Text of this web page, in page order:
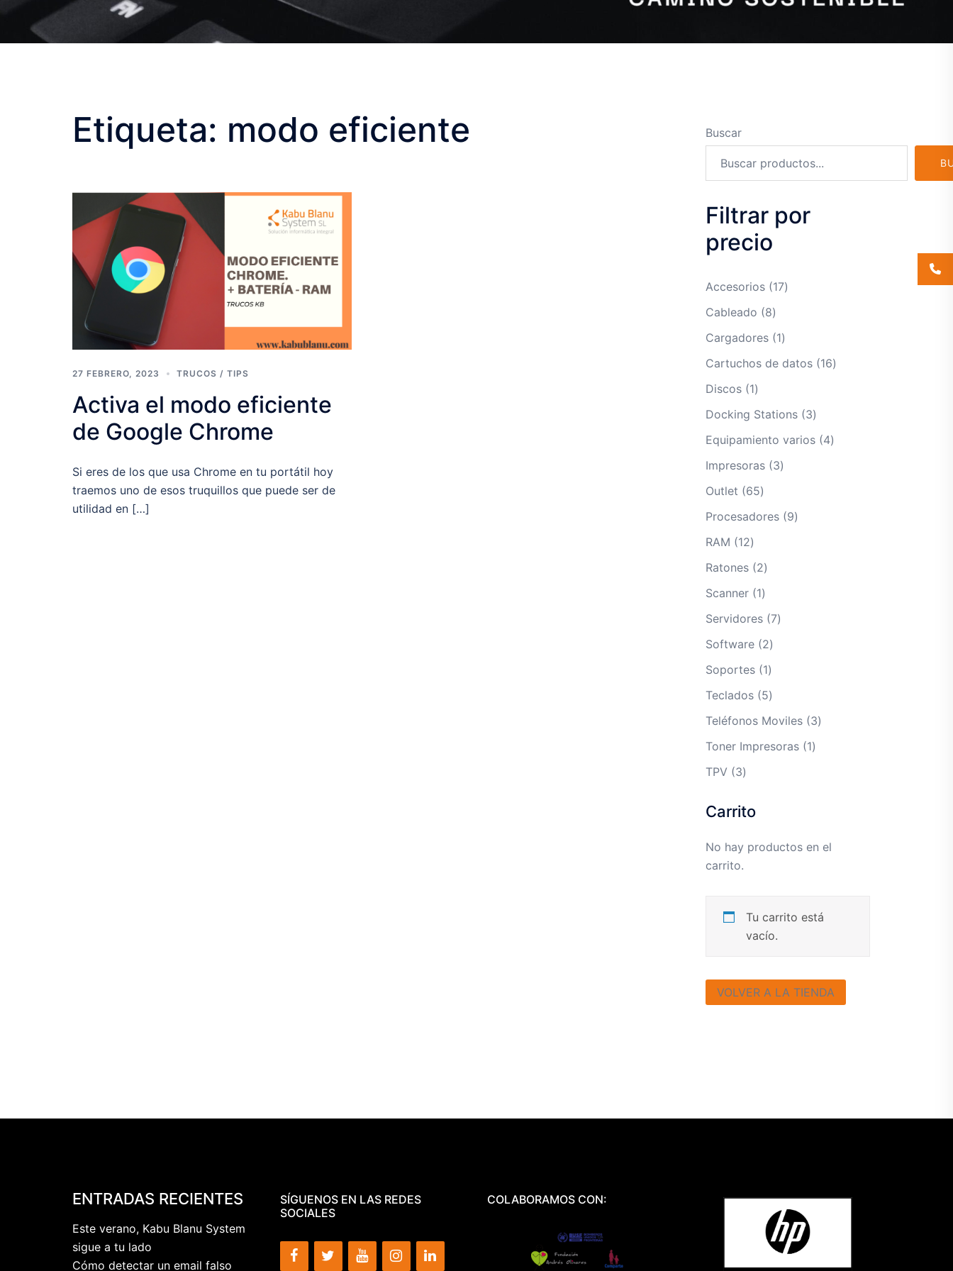
Etiqueta: modo eficiente
27 FEBRERO, 2023 TRUCOS / TIPS
Activa el modo eficiente
de Google Chrome
Si eres de los que usa Chrome en tu portátil hoy
traemos uno de esos truquillos que puede ser de
utilidad en […]
Buscar
Filtrar por
precio
Accesorios 1717
Cableado 88
productos
Cargadores 11
producto
Cartuchos de datos 1616
Discos 11
producto
Docking Stations 33
productos
Equipamiento varios 44
Impresoras 33
Outlet 6565
productos
Procesadores 99
RAM 1212
productos
Ratones 22
productos
Scanner 11
producto
Servidores 77
Software 22
productos
Soportes 11
producto
Teclados 55
productos
Teléfonos Moviles 33
Toner Impresoras 11
TPV 33
Carrito
No hay productos en el
carrito.
Tu carrito está
vacío.
VOLVER A LA TIENDA
ENTRADAS RECIENTES
Este verano, Kabu Blanu System
sigue a tu lado
Cómo detectar un email falso
SÍGUENOS EN LAS REDES
SOCIALES
COLABORAMOS CON: